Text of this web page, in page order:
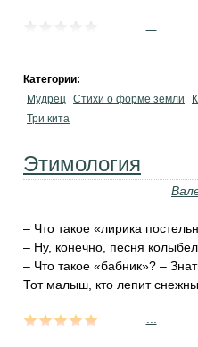
Категории:
Мудрец Стихи о форме земли
Три кита
Этимология
– Что такое «лирика
– Ну, конечно, песня
– Что такое «бабник»? –
Тот малыш, кто лепит